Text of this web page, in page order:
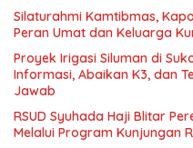
Silaturahmi Kamtibmas,
Peran Umat dan Keluarga
Proyek Irigasi Siluman di
Informasi, Abaikan K3, dan
Jawab
RSUD Syuhada Haji Blitar
Melalui Program Kunjungan